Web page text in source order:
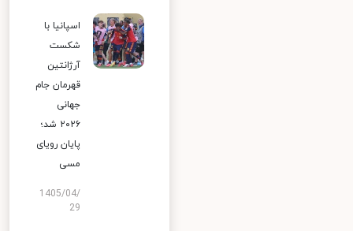
اسپانیا با
شکست
آرژانتین
قهرمان جام
جهانی
۲۰۲۶ شد؛
پایان رویای
مسی
1405/04/
29